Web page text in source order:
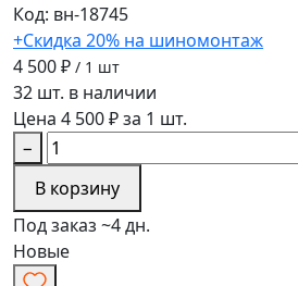
Код: вн-18745
+Скидка 20% на шиномонтаж
4 500 ₽ / 1 шт
32 шт. в наличии
Цена 4 500 ₽ за 1 шт.
−
В корзину
Под заказ ~4 дн.
Новые